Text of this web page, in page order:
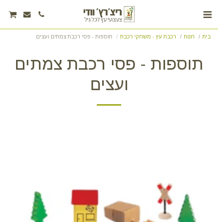
בית חנות רכבת עץ - משחקי רכבת תוספות - פסי רכבת צמתים ועצים
תוספות - פסי רכבת צמתים
ועצים